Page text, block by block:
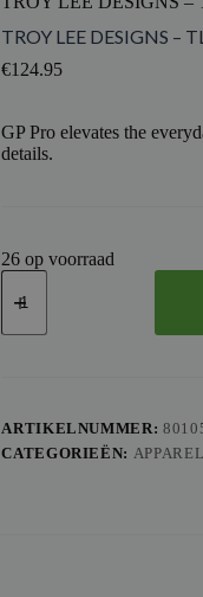
TROY LEE DESIGNS –
€124.95
GP Pro elevates the
details.
26 op voorraad
TROY
LEE
-
PRO
ROLLER
YTH,
ARTIKELNUMMER:
CATEGORIEËN: